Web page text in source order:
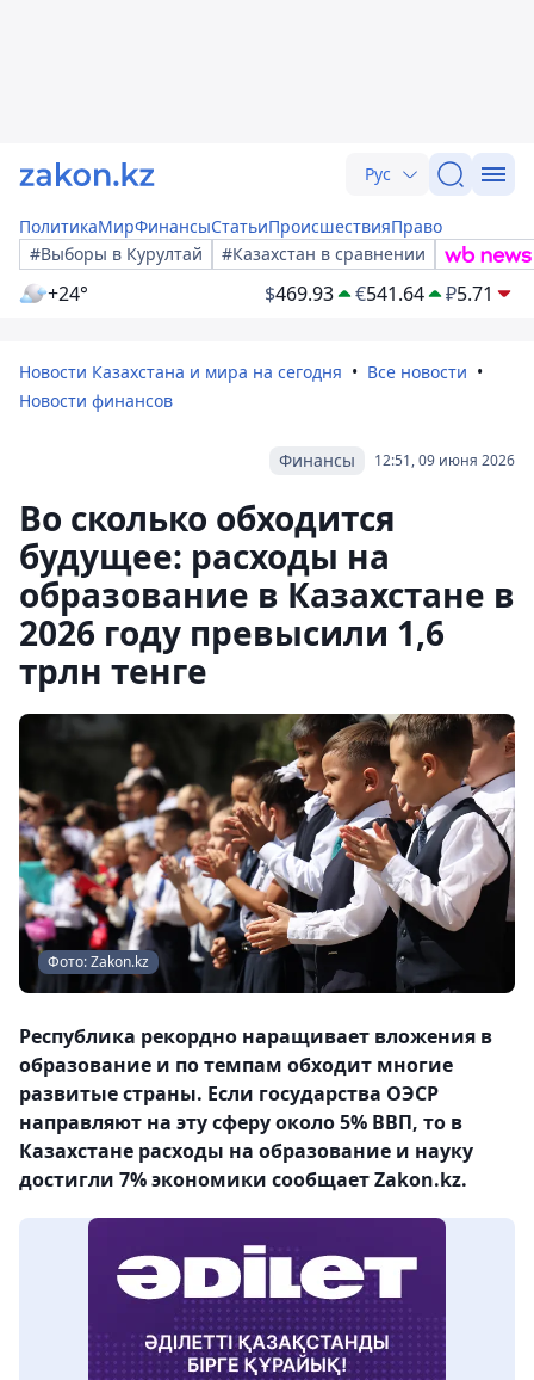
Рус
ПолитикаМирФинансыСтатьиПроисшествияПраво
#Выборы в Курултай
#Казахстан в сравнении
+24° $469.93 €541.64 ₽5.71
Новости Казахстана и мира на сегодня
Все новости
Новости финансов
12:51, 09 июня 2026
Финансы
Во сколько обходится
будущее: расходы на
образование в Казахстане в
2026 году превысили 1,6
трлн тенге
Фото: Zakon.kz
Республика рекордно наращивает вложения в
образование и по темпам обходит многие
развитые страны. Если государства ОЭСР
направляют на эту сферу около 5% ВВП, то в
Казахстане расходы на образование и науку
достигли 7% экономики сообщает Zakon.kz.